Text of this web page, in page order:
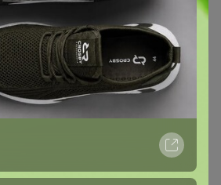
Забыли пароль?
Регистрация